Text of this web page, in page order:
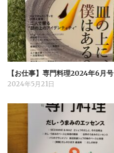
【お仕事】専門料理2024年6月号
2024年5月21日